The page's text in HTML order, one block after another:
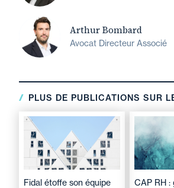
Arthur Bombard
Avocat Directeur Associé
PLUS DE PUBLICATIONS SUR
Fidal étoffe son équipe
CAP RH :